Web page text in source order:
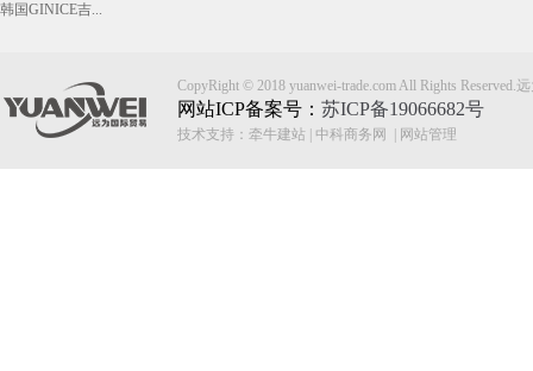
韩国GINICE吉...
CopyRight © 2018 yuanwei-trade.com All Rights
网站ICP备案号： 苏ICP备19066682号
技术支持： 牵牛建站 中科商务网 网站管理